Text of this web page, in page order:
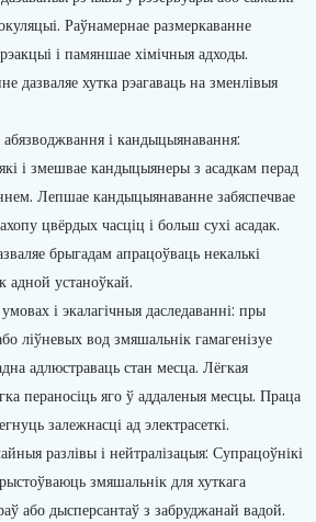
Раўнамернае размеркаванне
і памяншае хімічныя адходы.
дазваляе хутка рэагаваць на зменлівыя
і кандыцыянавання:
і змешвае кандыцыянеры з асадкам перад
Лепшае кандыцыянаванне забяспечвае
цвёрдых часціц і больш сухі асадак.
брыгадам апрацоўваць некалькі
адной устаноўкай.
і экалагічныя даследаванні: пры
ліўневых вод змяшальнік гамагенізуе
адлюстраваць стан месца. Лёгкая
пераносіць яго ў аддаленыя месцы. Праца
залежнасці ад электрасеткі.
разлівы і нейтралізацыя: Супрацоўнікі
змяшальнік для хуткага
або дысперсантаў з забруджанай вадой.